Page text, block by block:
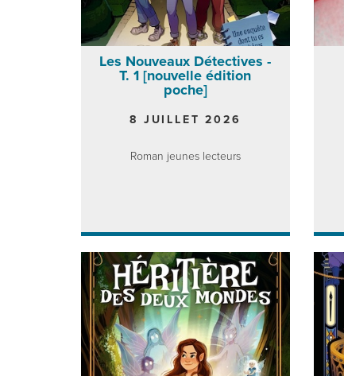
Les Nouveaux Détectives -
T. 1 [nouvelle édition
poche]
8 JUILLET 2026
Roman jeunes lecteurs